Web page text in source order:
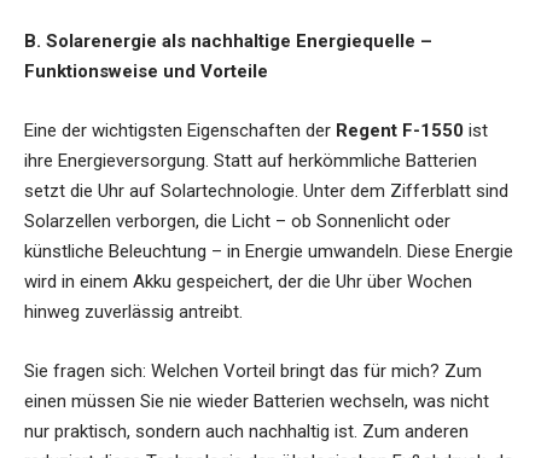
B. Solarenergie als nachhaltige Energiequelle –
Funktionsweise und Vorteile
Eine der wichtigsten Eigenschaften der Regent F-1550 ist
ihre Energieversorgung. Statt auf herkömmliche Batterien
setzt die Uhr auf Solartechnologie. Unter dem Zifferblatt sind
Solarzellen verborgen, die Licht – ob Sonnenlicht oder
künstliche Beleuchtung – in Energie umwandeln. Diese Energie
wird in einem Akku gespeichert, der die Uhr über Wochen
hinweg zuverlässig antreibt.
Sie fragen sich: Welchen Vorteil bringt das für mich? Zum
einen müssen Sie nie wieder Batterien wechseln, was nicht
nur praktisch, sondern auch nachhaltig ist. Zum anderen